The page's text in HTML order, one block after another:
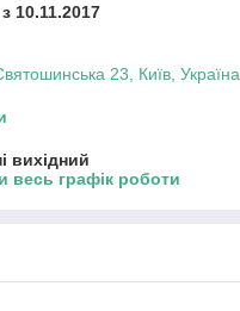
10.11.2017
23, Київ, Україна
вихідний
весь графік роботи